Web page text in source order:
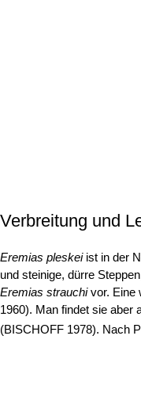
Verbreitung und
Eremias pleskeiist in der
und steinige, dürre
Eremias strauchivor. Eine
1960). Man findet sie aber
(BISCHOFF 1978). Nach